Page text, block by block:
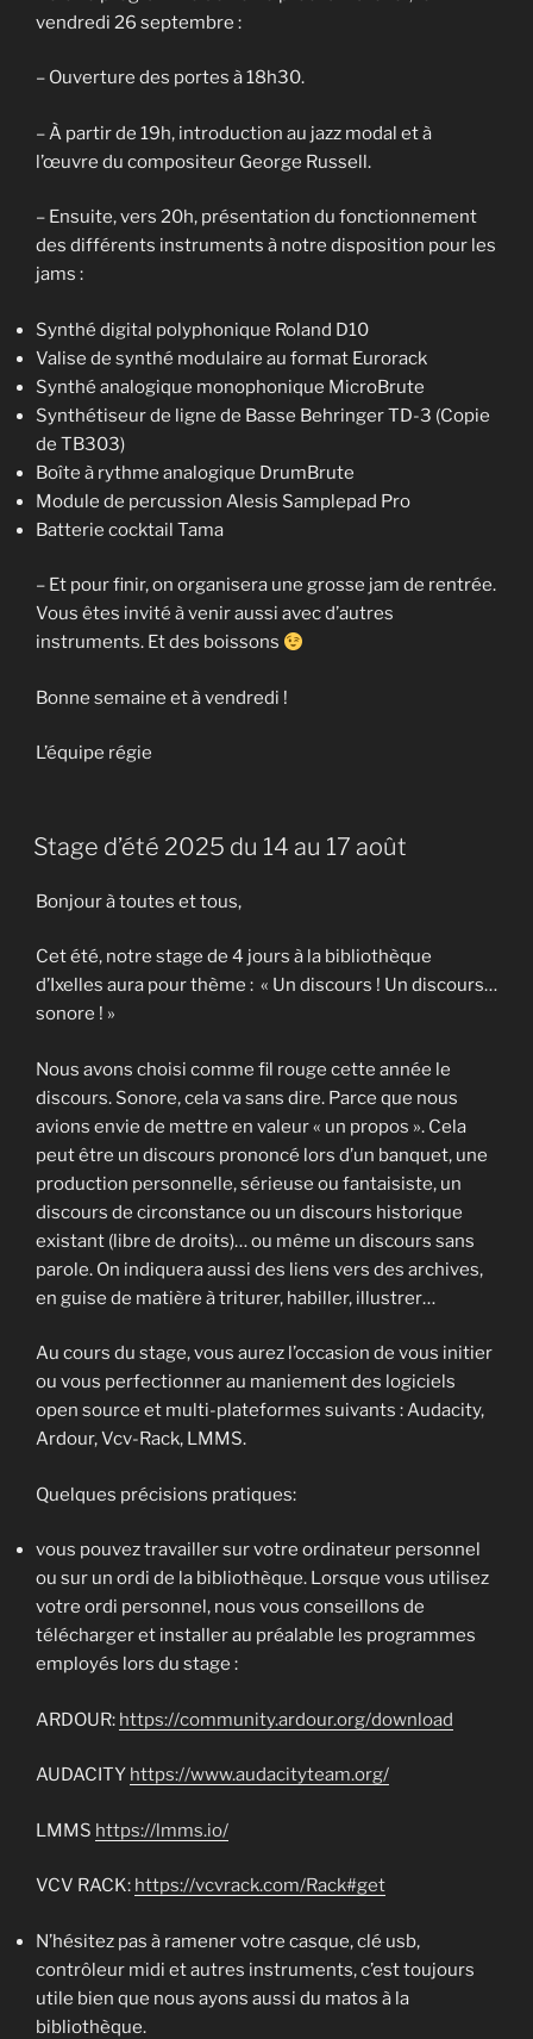
vendredi 26 septembre :
– Ouverture des portes à 18h30.
– À partir de 19h, introduction au jazz modal et à
l’œuvre du compositeur George Russell.
– Ensuite, vers 20h, présentation du fonctionnement
des différents instruments à notre disposition pour les
jams :
Synthé digital polyphonique Roland D10
Valise de synthé modulaire au format Eurorack
Synthé analogique monophonique MicroBrute
Synthétiseur de ligne de Basse Behringer TD-3 (Copie
de TB303)
Boîte à rythme analogique DrumBrute
Module de percussion Alesis Samplepad Pro
Batterie cocktail Tama
– Et pour finir, on organisera une grosse jam de rentrée.
Vous êtes invité à venir aussi avec d’autres
instruments. Et des boissons
Bonne semaine et à vendredi !
L’équipe régie
Stage d’été 2025 du 14 au 17 août
Bonjour à toutes et tous,
Cet été, notre stage de 4 jours à la bibliothèque
d’Ixelles aura pour thème : « Un discours ! Un discours…
sonore ! »
Nous avons choisi comme fil rouge cette année le
discours. Sonore, cela va sans dire. Parce que nous
avions envie de mettre en valeur « un propos ». Cela
peut être un discours prononcé lors d’un banquet, une
production personnelle, sérieuse ou fantaisiste, un
discours de circonstance ou un discours historique
existant (libre de droits)… ou même un discours sans
parole. On indiquera aussi des liens vers des archives,
en guise de matière à triturer, habiller, illustrer…
Au cours du stage, vous aurez l’occasion de vous initier
ou vous perfectionner au maniement des logiciels
open source et multi-plateformes suivants : Audacity,
Ardour, Vcv-Rack, LMMS.
Quelques précisions pratiques:
vous pouvez travailler sur votre ordinateur personnel
ou sur un ordi de la bibliothèque. Lorsque vous utilisez
votre ordi personnel, nous vous conseillons de
télécharger et installer au préalable les programmes
employés lors du stage :
ARDOUR: https://community.ardour.org/download
AUDACITY https://www.audacityteam.org/
LMMS https://lmms.io/
VCV RACK: https://vcvrack.com/Rack#get
N’hésitez pas à ramener votre casque, clé usb,
contrôleur midi et autres instruments, c’est toujours
utile bien que nous ayons aussi du matos à la
bibliothèque.